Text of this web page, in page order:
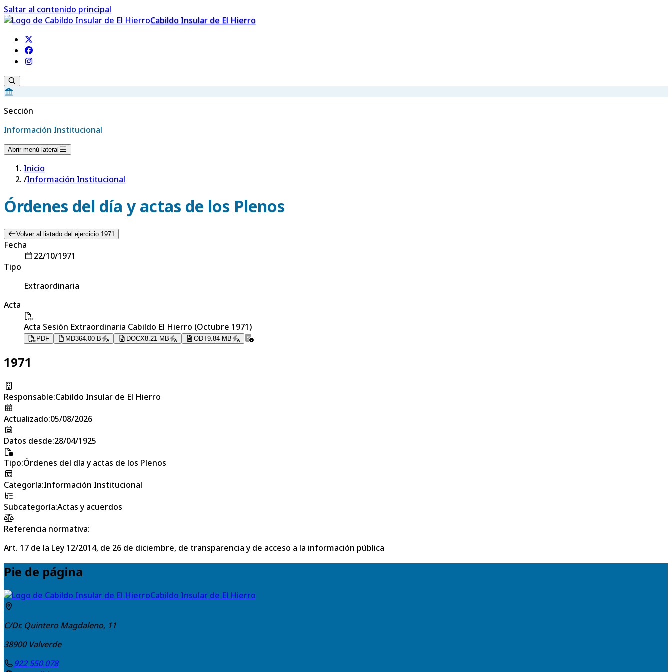
Saltar al contenido principal
Cabildo Insular de El Hierro
Sección
Información Institucional
Abrir menú lateral
Inicio
/Información Institucional
Órdenes del día y actas de los Plenos
Volver al listado del ejercicio 1971
Fecha
22/10/1971
Tipo
Extraordinaria
Acta
Acta Sesión Extraordinaria Cabildo El Hierro (Octubre 1971)
PDF MD364.00 B DOCX8.21 MB ODT9.84 MB
1971
Responsable:Cabildo Insular de El Hierro
Actualizado:05/08/2026
Datos desde:28/04/1925
Tipo:Órdenes del día y actas de los Plenos
Categoría:Información Institucional
Subcategoría:Actas y acuerdos
Referencia normativa:
Art. 17 de la Ley 12/2014, de 26 de diciembre, de transparencia y de acceso a la información pública
Pie de página
Cabildo Insular de El Hierro
C/Dr. Quintero Magdaleno, 11
38900 Valverde
922 550 078